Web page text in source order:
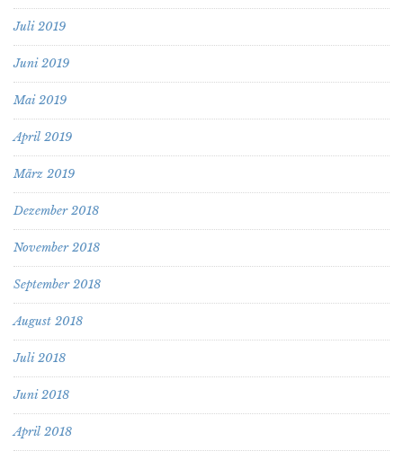
Juli 2019
Juni 2019
Mai 2019
April 2019
März 2019
Dezember 2018
November 2018
September 2018
August 2018
Juli 2018
Juni 2018
April 2018